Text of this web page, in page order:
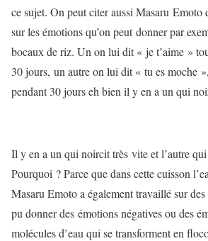
ce sujet. On peut citer aussi Masaru Emoto
sur les émotions qu’on peut donner par
bocaux de riz. Un on lui dit « je t’aime »
30 jours, un autre on lui dit « tu es moche
pendant 30 jours eh bien il y en a un qui
Il y en a un qui noircit très vite et l’autre
Pourquoi ? Parce que dans cette cuisson
Masaru Emoto a également travaillé sur
pu donner des émotions négatives ou des
molécules d’eau qui se transforment en